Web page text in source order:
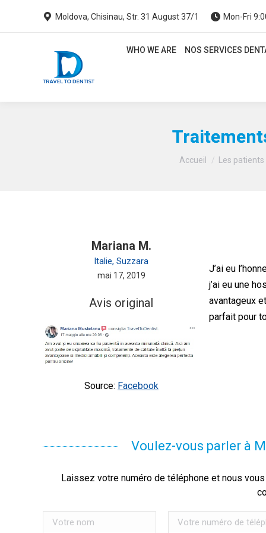
Moldova, Chisinau, Str. 31 August 37/1 Mon-Fri
WHO WE ARE NOS SERVICES
Accueil Les patients
Mariana M.
Italie, Suzzara
mai 17, 2019
Avis original
Source: Facebook
J’ai eu
j’ai eu une
avantageux
parfait pour
Voulez-vous parler à
Laissez votre numéro de téléphone et nous
WHO WE ARE NOS SERVICES